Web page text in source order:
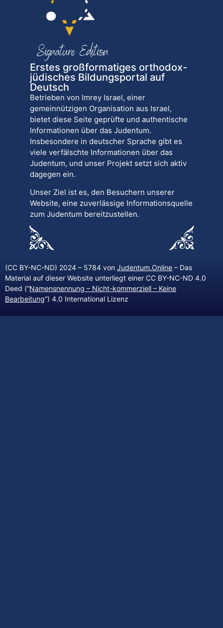
Erstes großformatiges orthodox-
jüdisches Bildungsportal auf
Deutsch
Betrieben von Imrey Israel, einer
gemeinnützigen Organisation aus Israel,
bietet diese Seite geprüfte und authentische
Informationen über das Judentum.
Insbesondere in deutscher Sprache gibt es
viele verfälschte Informationen über das
Judentum, und unser Projekt setzt sich aktiv
dagegen ein.
Unser Ziel ist es, den Besuchern unserer
Website, eine zuverlässige Informationsquelle
zum Judentum bereitzustellen.
(CC BY-NC-ND) 2024 – 5784 von Judentum.Online – Das
Material auf dieser Website unterliegt einer CC BY-NC-ND 4.0
Deed (“Namensnennung – Nicht-kommerziell – Keine
Bearbeitung“) 4.0 International Lizenz